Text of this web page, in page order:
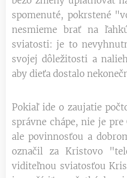
spomenuté, pokrstené
nesmieme brať na
sviatosti: je to
svojej dôležitosti a
aby dieťa dostalo
Pokiaľ ide o zaujatie
správne chápe, nie je
ale povinnosťou a
označil za Kristovo
viditeľnou sviatosťou